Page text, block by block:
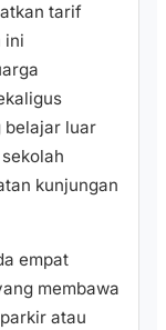
tarif
ini
belajar luar
kunjungan
empat
membawa
atau